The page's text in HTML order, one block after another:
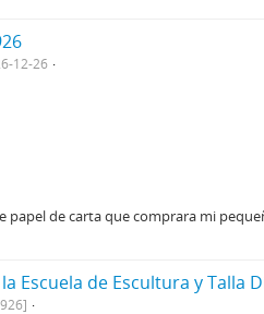
12-26
de carta que comprara mi
Escuela de Escultura y Talla